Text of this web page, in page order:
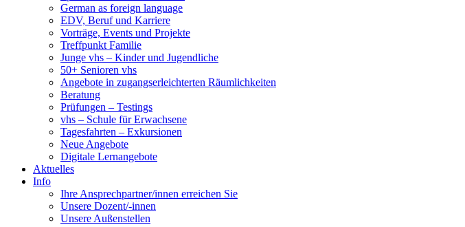
German as foreign language
EDV, Beruf und Karriere
Vorträge, Events und Projekte
Treffpunkt Familie
Junge vhs – Kinder und Jugendliche
50+ Senioren vhs
Angebote in zugangserleichterten Räumlichkeiten
Beratung
Prüfungen – Testings
vhs – Schule für Erwachsene
Tagesfahrten – Exkursionen
Neue Angebote
Digitale Lernangebote
Aktuelles
Info
Ihre Ansprechpartner/innen erreichen Sie
Unsere Dozent/-innen
Unsere Außenstellen